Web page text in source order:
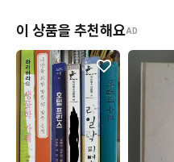
이 상품을 추천해요AD